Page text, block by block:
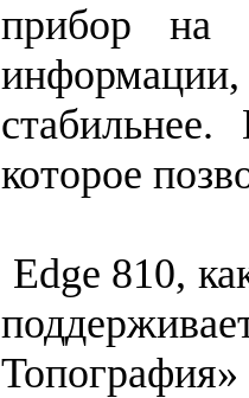
прибор на
которое
Edge 810,